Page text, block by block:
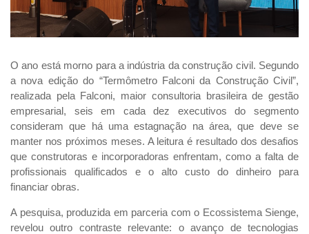
O ano está morno para a indústria da construção civil. Segundo
a nova edição do “Termômetro Falconi da Construção Civil”,
realizada pela Falconi, maior consultoria brasileira de gestão
empresarial, seis em cada dez executivos do segmento
consideram que há uma estagnação na área, que deve se
manter nos próximos meses. A leitura é resultado dos desafios
que construtoras e incorporadoras enfrentam, como a falta de
profissionais qualificados e o alto custo do dinheiro para
financiar obras.
A pesquisa, produzida em parceria com o Ecossistema Sienge,
revelou outro contraste relevante: o avanço de tecnologias